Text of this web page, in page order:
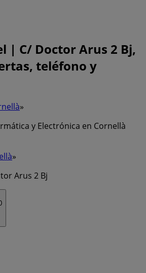
| C/ Doctor Arus 2 Bj,
teléfono y
»
y Electrónica en Cornellà
»
Arus 2 Bj